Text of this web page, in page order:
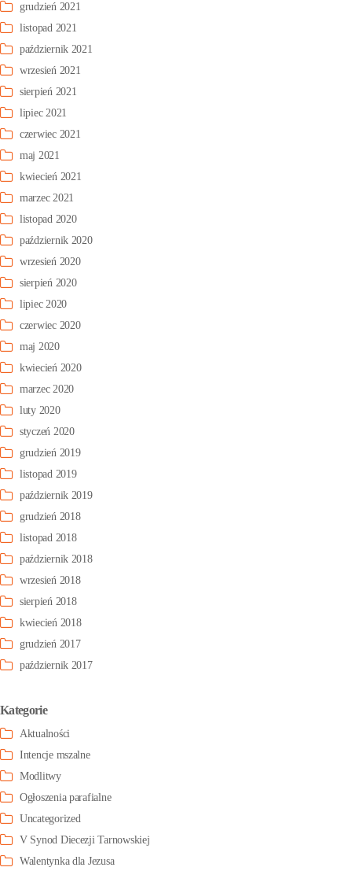
grudzień 2021
listopad 2021
październik 2021
wrzesień 2021
sierpień 2021
lipiec 2021
czerwiec 2021
maj 2021
kwiecień 2021
marzec 2021
listopad 2020
październik 2020
wrzesień 2020
sierpień 2020
lipiec 2020
czerwiec 2020
maj 2020
kwiecień 2020
marzec 2020
luty 2020
styczeń 2020
grudzień 2019
listopad 2019
październik 2019
grudzień 2018
listopad 2018
październik 2018
wrzesień 2018
sierpień 2018
kwiecień 2018
grudzień 2017
październik 2017
Kategorie
Aktualności
Intencje mszalne
Modlitwy
Ogłoszenia parafialne
Uncategorized
V Synod Diecezji Tarnowskiej
Walentynka dla Jezusa